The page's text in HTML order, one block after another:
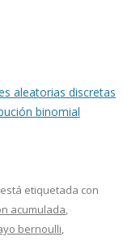
aleatorias discretas
binomial
etiquetada con
acumulada,
bernoulli,